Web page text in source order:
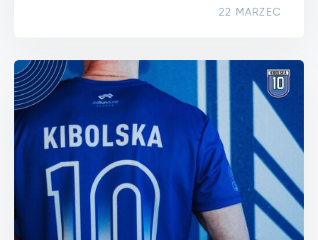
22 MARZEC